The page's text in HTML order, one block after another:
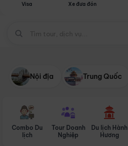
Visa Xe đưa đón
Nội địa Trung Quốc
Combo Du
lịch
Tour Doanh
Nghiệp
Du lịch Hành
Hương